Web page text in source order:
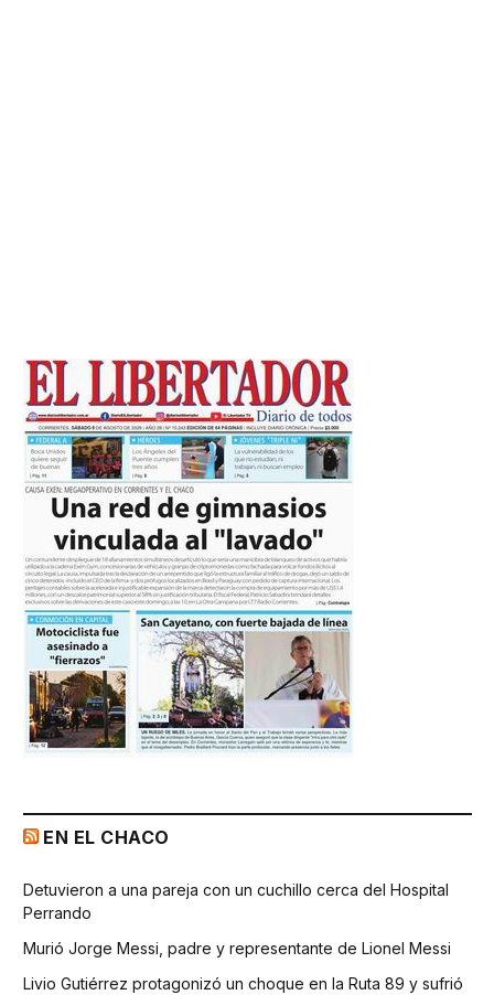
EN EL CHACO
Detuvieron a una pareja con un cuchillo cerca del Hospital
Perrando
Murió Jorge Messi, padre y representante de Lionel Messi
Livio Gutiérrez protagonizó un choque en la Ruta 89 y sufrió